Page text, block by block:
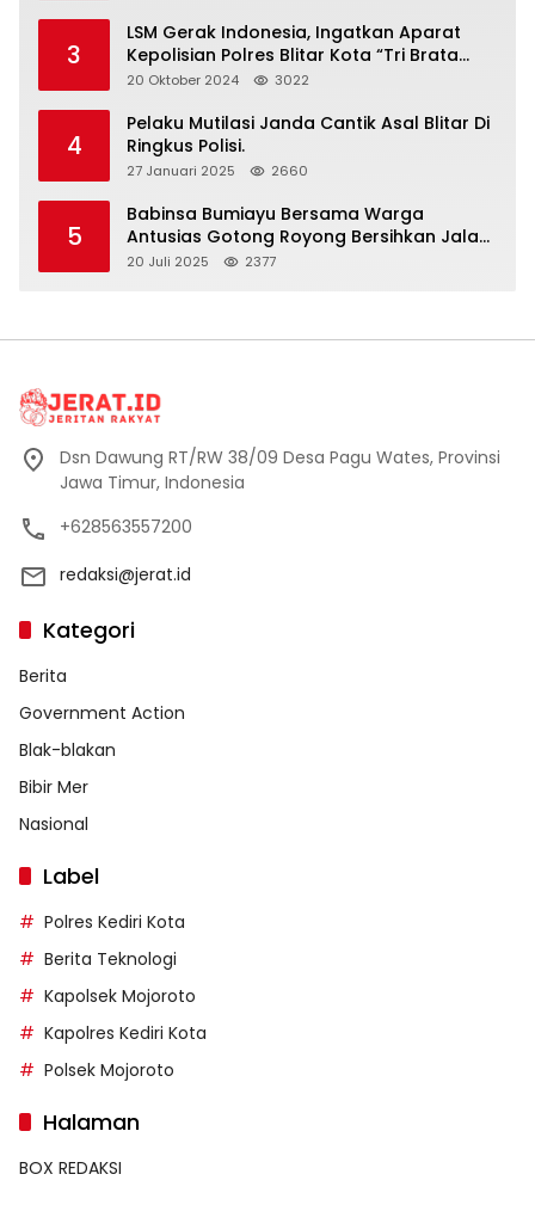
3
LSM Gerak Indonesia, Ingatkan Aparat
Kepolisian Polres Blitar Kota “Tri Brata
Polri” Harus Diamalkan
20 Oktober 2024 3022
4
Pelaku Mutilasi Janda Cantik Asal Blitar Di
Ringkus Polisi.
27 Januari 2025 2660
5
Babinsa Bumiayu Bersama Warga
Antusias Gotong Royong Bersihkan Jalan
Dusun Banaran
20 Juli 2025 2377
Dsn Dawung RT/RW 38/09 Desa Pagu Wates, Provinsi
Jawa Timur, Indonesia
+628563557200
redaksi@jerat.id
Kategori
Berita
Government Action
Blak-blakan
Bibir Mer
Nasional
Label
Polres Kediri Kota
Berita Teknologi
Kapolsek Mojoroto
Kapolres Kediri Kota
Polsek Mojoroto
Halaman
BOX REDAKSI